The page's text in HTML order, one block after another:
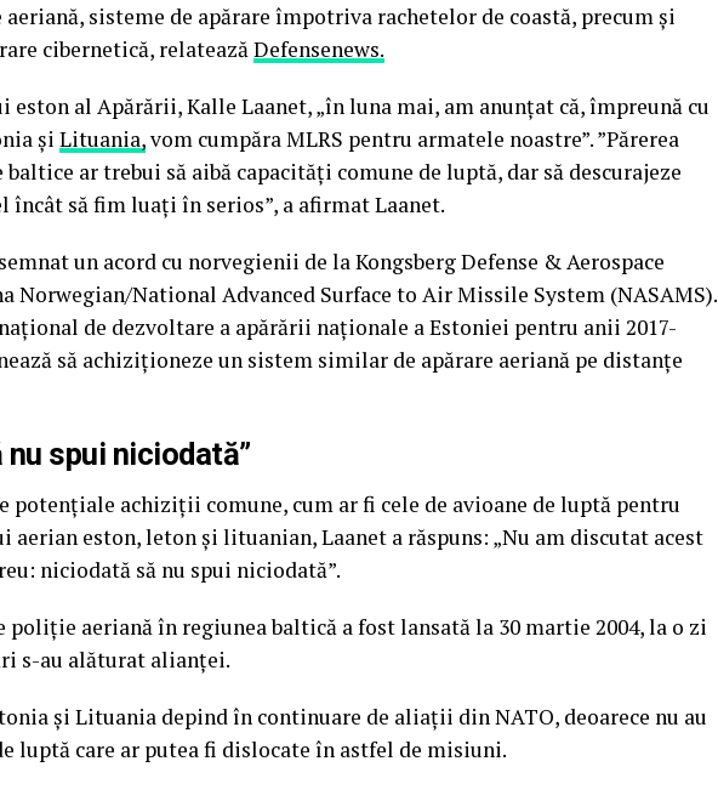
aeriană, sisteme de apărare împotriva rachetelor de coastă, precum și
cibernetică, relateazăDefensenews.
al Apărării, Kalle Laanet, „în luna mai, am anunțat că, împreună cu
și Lituania,vom cumpăra MLRS pentru armatele noastre”. ”Părerea
baltice ar trebui să aibă capacități comune de luptă, dar să descurajeze
încât să fim luați în serios”, a afirmat Laanet.
un acord cu norvegienii de la Kongsberg Defense & Aerospace
Norwegian/National Advanced Surface to Air Missile System (NASAMS).
de dezvoltare a apărării naționale a Estoniei pentru anii 2017-
să achiziționeze un sistem similar de apărare aeriană pe distanțe
spui niciodată”
potențiale achiziții comune, cum ar fi cele de avioane de luptă pentru
aerian eston, leton și lituanian, Laanet a răspuns: „Nu am discutat acest
niciodată să nu spui niciodată”.
aeriană în regiunea baltică a fost lansată la 30 martie 2004, la o zi
s-au alăturat alianței.
și Lituania depind în continuare de aliații din NATO, deoarece nu au
luptă care ar putea fi dislocate în astfel de misiuni.